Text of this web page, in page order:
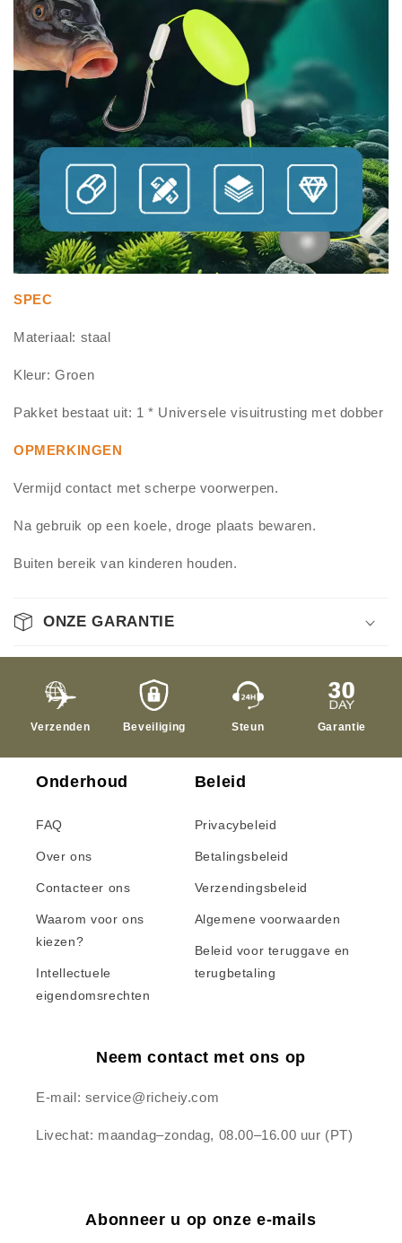
SPEC
Materiaal: staal
Kleur: Groen
Pakket bestaat uit: 1 * Universele visuitrusting met dobber
OPMERKINGEN
Vermijd contact met scherpe voorwerpen.
Na gebruik op een koele, droge plaats bewaren.
Buiten bereik van kinderen houden.
ONZE GARANTIE
Verzenden Beveiliging Steun Garantie
Onderhoud
FAQ
Over ons
Contacteer ons
Waarom voor ons
kiezen?
Intellectuele
eigendomsrechten
Beleid
Privacybeleid
Betalingsbeleid
Verzendingsbeleid
Algemene voorwaarden
Beleid voor teruggave en
terugbetaling
Neem contact met ons op
E-mail: service@richeiy.com
Livechat: maandag–zondag, 08.00–16.00 uur (PT)
Abonneer u op onze e-mails